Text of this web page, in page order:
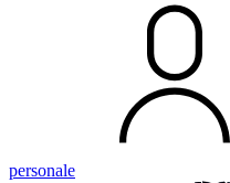
personale